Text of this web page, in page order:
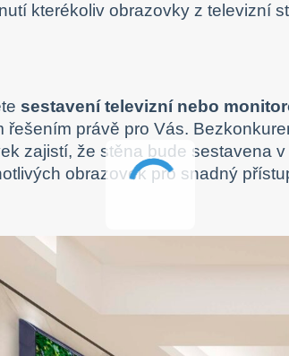
kterékoliv obrazovky z televizní
sestavení televizní nebo
řešením právě pro Vás.
zajistí, že stěna bude sestavena
obrazovek pro snadný